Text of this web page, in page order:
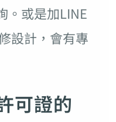
。或是加LINE
設計，會有專
可證的